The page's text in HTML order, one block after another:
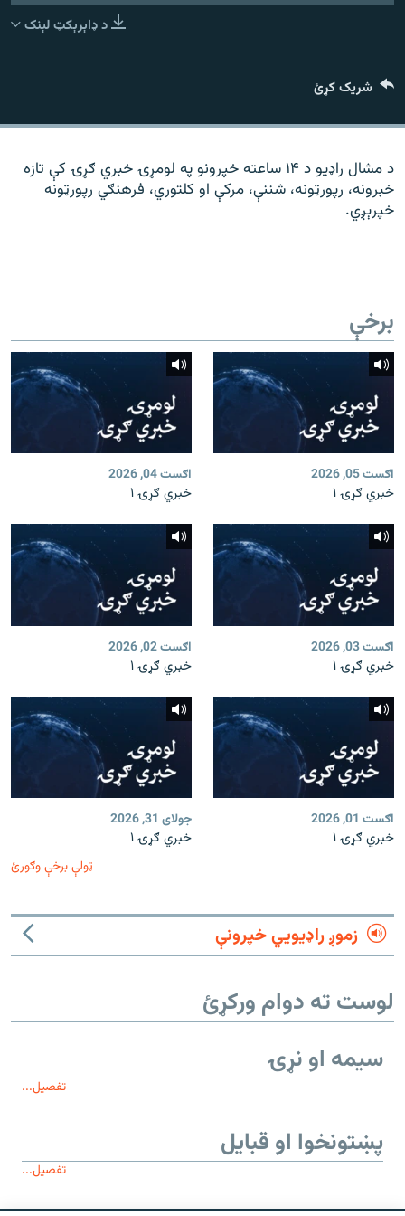
د ازادې اروپا راډیو ټولې ووبپاڼې
د ډاېرېکټ لېنک
شریک کړئ
د مشال راډیو د ۱۴ ساعته خپرونو په لومړۍ خبري ګړۍ کې تازه
خبرونه، رپورټونه، شننې، مرکې او کلتوري، فرهنګي رپورټونه
خپرېږي.
برخې
اګست 05, 2026
خبري ګړۍ ۱
اګست 04, 2026
خبري ګړۍ ۱
اګست 03, 2026
خبري ګړۍ ۱
اګست 02, 2026
خبري ګړۍ ۱
اګست 01, 2026
خبري ګړۍ ۱
جولای 31, 2026
خبري ګړۍ ۱
ټولې برخې وګورئ
زموږ راډیويي خپرونې
لوست ته دوام ورکړئ
سیمه او نړۍ
تفصیل...
پښتونخوا او قبایل
تفصیل...